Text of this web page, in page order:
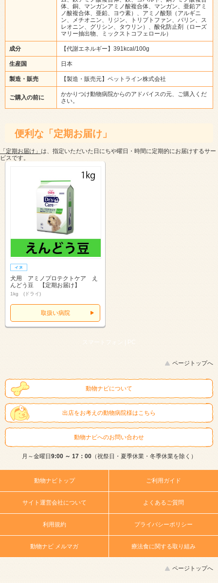
体、銅、マンガンアミノ酸複合体、マンガン、亜鉛アミ
ノ酸複合体、亜鉛、ヨウ素）、アミノ酸類（アルギニ
ン、メチオニン、リジン、トリプトファン、バリン、ス
レオニン、グリシン、タウリン）、酸化防止剤（ローズ
マリー抽出物、ミックストコフェロール）
成分 【代謝エネルギー】391kcal/100g
生産国 日本
製造・販売 【製造・販売元】ペットライン株式会社
ご購入の前に
かかりつけ動物病院からのアドバイスの元、ご購入くだ
さい。
便利な「定期お届け」
「定期お届け」 は、指定いただいた日にちや曜日・時間に定期的にお届けするサー
ビスです。
犬用 アミノプロテクトケア え
んどう豆 【定期お届け】
1kg (ドライ)
取扱い病院
スマートフォン |
ページトップへ
動物ナビについて
出店をお考えの動物病院様はこちら
動物ナビへのお問い合わせ
月～金曜日 9:00 ～ 17：00（祝祭日・夏季休業・冬季休業を除く）
動物ナビトップ ご利用ガイド
サイト運営会社について よくあるご質問
利用規約 プライバシーポリシー
動物ナビ メルマガ 療法食に関する取り組み
ページトップへ